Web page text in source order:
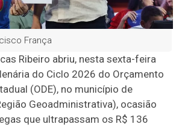
França
Ribeiro abriu, nesta sexta-feira
do Ciclo 2026 do Orçamento
(ODE), no município de
Geoadministrativa), ocasião
que ultrapassam os R$ 136